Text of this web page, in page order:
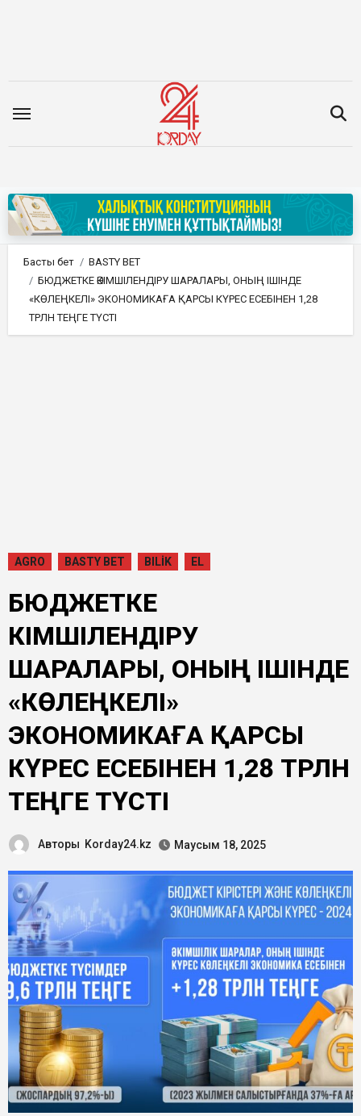
Басты бет
BASTY BET
БЮДЖЕТКЕ ӘКІМШІЛЕНДІРУ ШАРАЛАРЫ, ОНЫҢ ІШІНДЕ
«КӨЛЕҢКЕЛІ» ЭКОНОМИКАҒА ҚАРСЫ КҮРЕС ЕСЕБІНЕН 1,28
ТРЛН ТЕҢГЕ ТҮСТІ
AGRO BASTY BET BILİK EL
БЮДЖЕТКЕ
ӘКІМШІЛЕНДІРУ
ШАРАЛАРЫ, ОНЫҢ ІШІНДЕ
«КӨЛЕҢКЕЛІ»
ЭКОНОМИКАҒА ҚАРСЫ
КҮРЕС ЕСЕБІНЕН 1,28 ТРЛН
ТЕҢГЕ ТҮСТІ
Авторы Korday24.kz Маусым 18, 2025